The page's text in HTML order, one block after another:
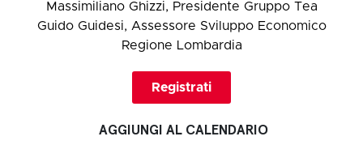
Massimiliano Ghizzi, Presidente Gruppo Tea
Guido Guidesi, Assessore Sviluppo Economico
Regione Lombardia
Registrati
AGGIUNGI AL CALENDARIO